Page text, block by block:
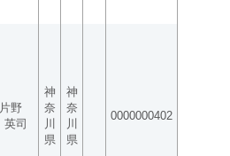
片野
英司
神
奈
川
県
神
奈
川
県
0000000402